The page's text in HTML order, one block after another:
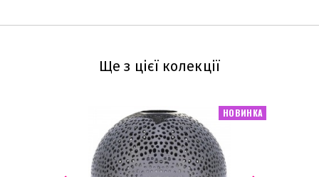
Ще з цієї колекції
НОВИНКА